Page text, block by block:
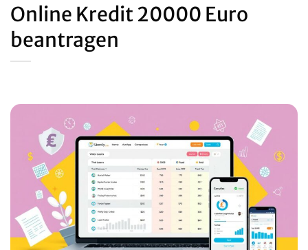
Online Kredit 20000 Euro
beantragen